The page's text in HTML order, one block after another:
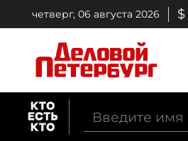
четверг, 06 августа 2026 $